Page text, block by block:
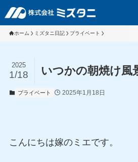
ホーム ミズタニ日記 プライベート
いつかの朝焼け風
2025
1/18
プライベート 2025年1月18日
こんにちは嫁のミエです。